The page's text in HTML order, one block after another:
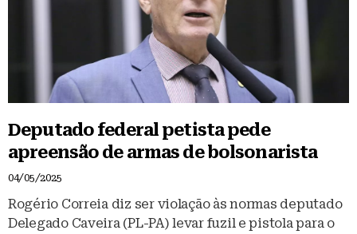
Deputado federal petista pede
apreensão de armas de bolsonarista
04/05/2025
Rogério Correia diz ser violação às normas deputado
Delegado Caveira (PL-PA) levar fuzil e pistola para o